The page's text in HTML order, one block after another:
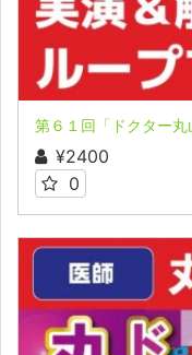
¥2400
0